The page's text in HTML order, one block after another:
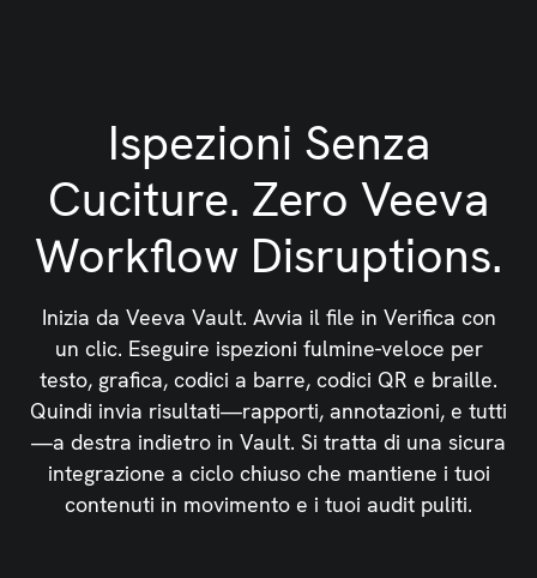
Ispezioni Senza
Cuciture. Zero Veeva
Workflow Disruptions.
Inizia da Veeva Vault. Avvia il file in Verifica con
un clic. Eseguire ispezioni fulmine-veloce per
testo, grafica, codici a barre, codici QR e braille.
Quindi invia risultati—rapporti, annotazioni, e tutti
—a destra indietro in Vault. Si tratta di una sicura
integrazione a ciclo chiuso che mantiene i tuoi
contenuti in movimento e i tuoi audit puliti.